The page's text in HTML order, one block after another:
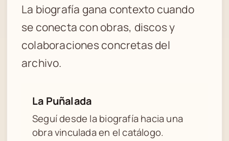
La biografía gana contexto cuando
se conecta con obras, discos y
colaboraciones concretas del
archivo.
La Puñalada
Seguí desde la biografía hacia una
obra vinculada en el catálogo.